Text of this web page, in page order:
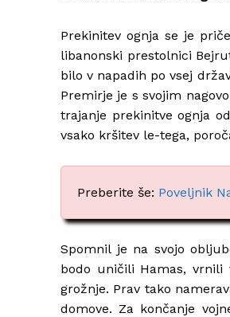
Prekinitev ognja se je
libanonski prestolnici
bilo v napadih po vsej
Premirje je s svojim
trajanje prekinitve ognja
vsako kršitev le-tega,
Preberite še: Poveljnik
Spomnil je na svojo
bodo uničili Hamas, vrnili
grožnje. Prav tako
domove. Za končanje